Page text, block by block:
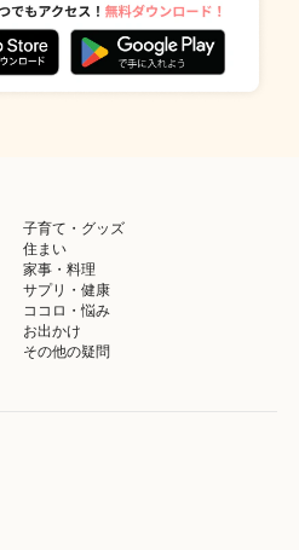
子育て・グッズ
住まい
家事・料理
サプリ・健康
ココロ・悩み
お出かけ
その他の疑問